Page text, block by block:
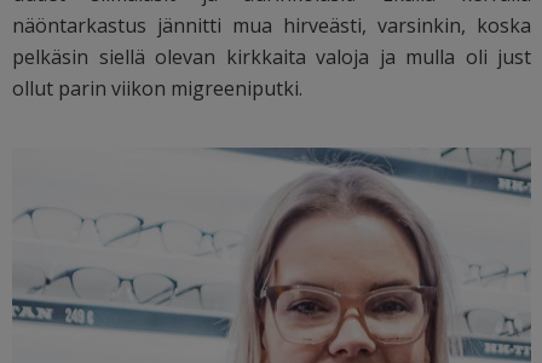
näöntarkastus jännitti mua hirveästi, varsinkin, koska
pelkäsin siellä olevan kirkkaita valoja ja mulla oli just
ollut parin viikon migreeniputki.